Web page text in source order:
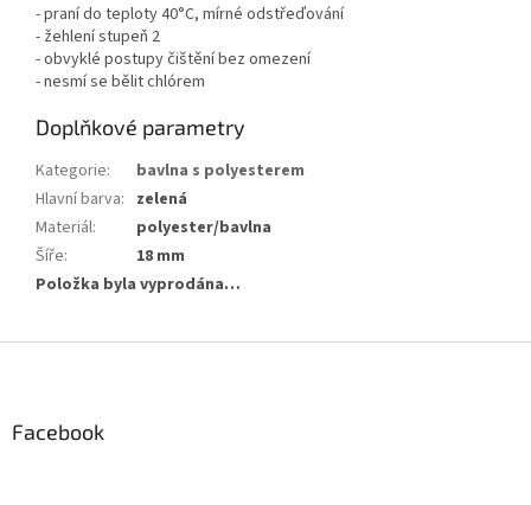
- praní do teploty 40°C, mírné odstřeďování
- žehlení stupeň 2
- obvyklé postupy čištění bez omezení
- nesmí se bělit chlórem
Doplňkové parametry
Kategorie:
bavlna s polyesterem
Hlavní barva: zelená
Materiál:
polyester/bavlna
Šíře:
18 mm
Položka byla vyprodána…
Facebook